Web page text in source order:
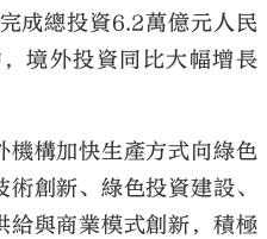
成總投資6.2萬億元人民
境外投資同比大幅增長
機構加快生產方式向綠色
創新、綠色投資建設、
給與商業模式創新，積極